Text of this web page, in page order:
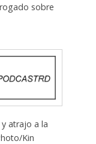
sobre
atrajo a la
Kin